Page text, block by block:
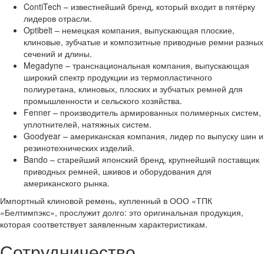
ContiTech – известнейший бренд, который входит в пятёрку
лидеров отрасли.
Optibelt – немецкая компания, выпускающая плоские,
клиновые, зубчатые и композитные приводные ремни разных
сечений и длины.
Megadyne – транснациональная компания, выпускающая
широкий спектр продукции из термопластичного
полиуретана, клиновых, плоских и зубчатых ремней для
промышленности и сельского хозяйства.
Fenner – производитель армированных полимерных систем,
уплотнителей, натяжных систем.
Goodyear – американская компания, лидер по выпуску шин и
резинотехнических изделий.
Bando – старейший японский бренд, крупнейший поставщик
приводных ремней, шкивов и оборудования для
американского рынка.
Импортный клиновой ремень, купленный в ООО «ТПК
«Белтимпэкс», прослужит долго: это оригинальная продукция,
которая соответствует заявленным характеристикам.